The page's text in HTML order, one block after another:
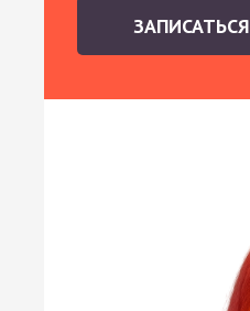
ЗАПИСАТЬСЯ